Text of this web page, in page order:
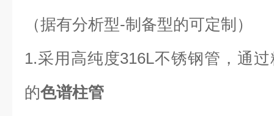
（据有分析型-制备型的可定制）
1.采用高纯度316L不锈钢管，通
的色谱柱管